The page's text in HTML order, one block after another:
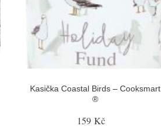
Kasička Coastal Birds – Cooksmart
®
159 Kč